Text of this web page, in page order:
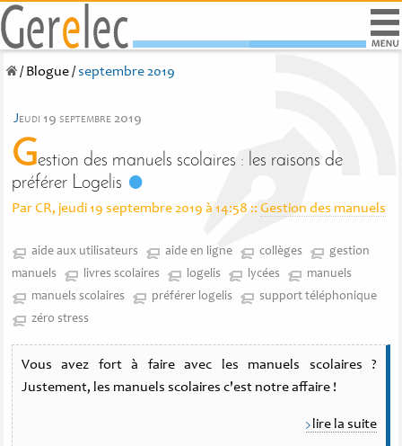
/ Blogue/septembre 2019
jeudi 19 septembre 2019
Gestion des manuels scolaires : les raisons de
préférer Logelis
Par CR, jeudi 19 septembre 2019 à 14:58 :: Gestion des manuels
aide aux utilisateurs aide en ligne collèges
gestion
manuels
livres scolaires logelis lycées
manuels
manuels scolaires
préférer logelis
support téléphonique
zéro stress
Vous avez fort à faire avec les manuels scolaires ?
Justement, les manuels scolaires c'est notre affaire !
lire la suite